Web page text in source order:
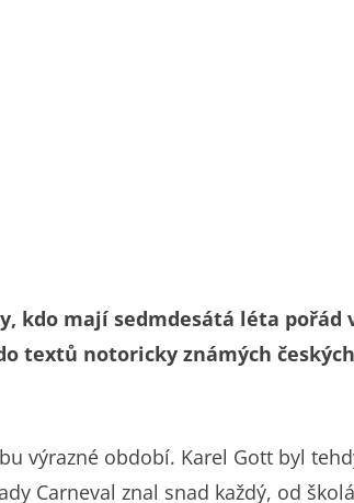
kdo mají sedmdesátá léta pořád
textů notoricky známých
výrazné období. Karel Gott byl
Carneval znal snad každý, od